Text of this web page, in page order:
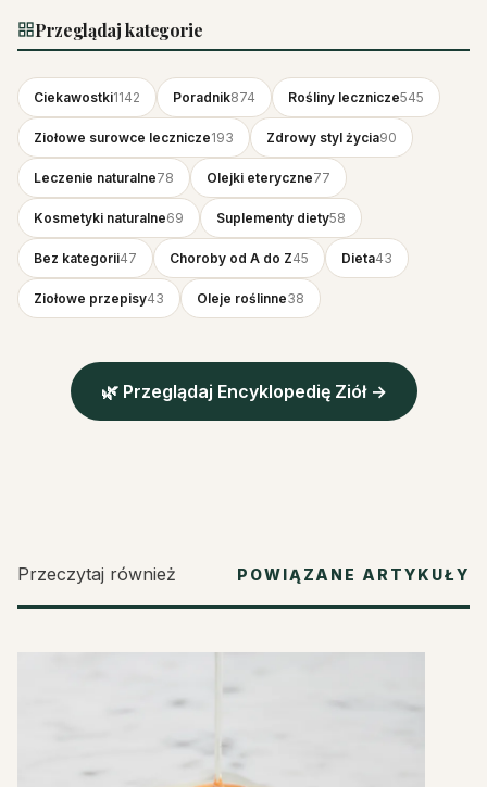
Przeglądaj kategorie
Ciekawostki1142 Poradnik874 Rośliny lecznicze545
Ziołowe surowce lecznicze193 Zdrowy styl życia90
Leczenie naturalne78 Olejki eteryczne77
Kosmetyki naturalne69 Suplementy diety58
Bez kategorii47 Choroby od A do Z45 Dieta43
Ziołowe przepisy43 Oleje roślinne38
🌿 Przeglądaj Encyklopedię Ziół →
Przeczytaj również POWIĄZANE ARTYKUŁY